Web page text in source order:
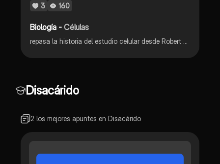
3 160
Biología -Células
repasa la historia del estudio celular desde Robert Hooke hasta descubrimientos clave como mitocondrias, aparato de Golgi y lisosomas, además de la teoría celular y la clasificación de carbohidratos y lípidos en las células.
Disacárido
2 los mejores apuntes en Disacárido